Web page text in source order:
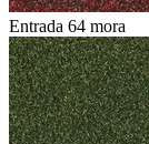
Entrada 64 mora